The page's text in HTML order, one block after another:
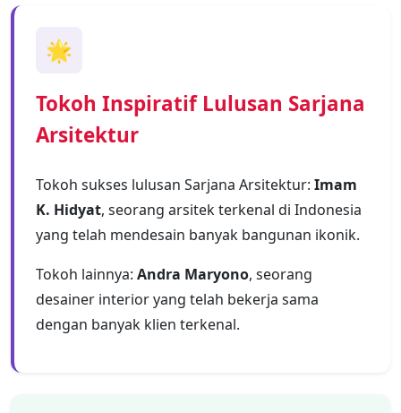
🌟
Tokoh Inspiratif Lulusan Sarjana
Arsitektur
Tokoh sukses lulusan Sarjana Arsitektur: Imam
K. Hidyat, seorang arsitek terkenal di Indonesia
yang telah mendesain banyak bangunan ikonik.
Tokoh lainnya: Andra Maryono, seorang
desainer interior yang telah bekerja sama
dengan banyak klien terkenal.